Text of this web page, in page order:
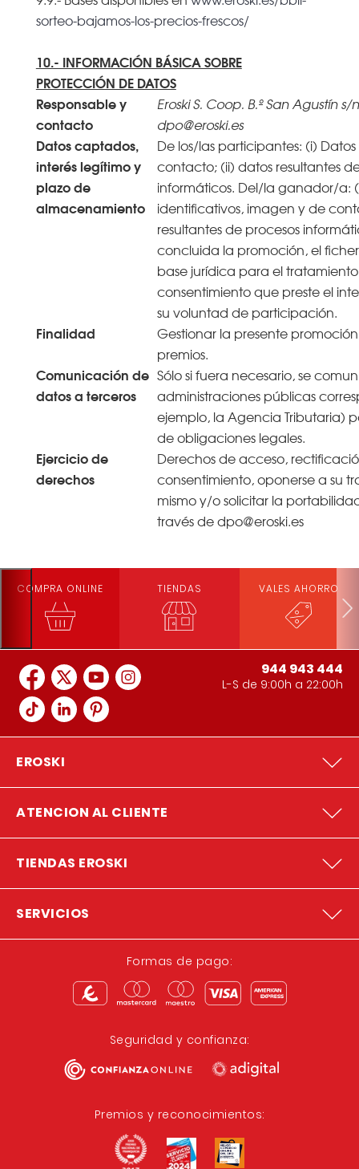
sorteo-bajamos-los-precios-frescos/
10.- INFORMACIÓN BÁSICA SOBRE
PROTECCIÓN DE DATOS
Responsable y
contacto
Eroski S. Coop. B.º San Agustín
dpo@eroski.es
Datos captados,
interés legítimo y
plazo de
almacenamiento
De los/las participantes: (i)
contacto; (ii) datos resultantes
informáticos. Del/la ganador/a:
identificativos, imagen y de
resultantes de procesos
concluida la promoción, el
base jurídica para el
consentimiento que preste el
su voluntad de participación.
Finalidad
Gestionar la presente
premios.
Comunicación de
datos a terceros
Sólo si fuera necesario, se
administraciones públicas
ejemplo, la Agencia Tributaria)
de obligaciones legales.
Ejercicio de
derechos
Derechos de acceso,
consentimiento, oponerse a su
mismo y/o solicitar la
través de dpo@eroski.es
COMPRA ONLINE TIENDAS VALES AHORRO
944 943 444
L-S de 9:00h a 22:00h
EROSKI
ATENCION AL CLIENTE
TIENDAS EROSKI
SERVICIOS
Formas de pago:
Seguridad y confianza:
Premios y reconocimientos: